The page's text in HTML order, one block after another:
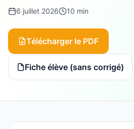
6 juillet 2026 10 min
Télécharger le PDF
Fiche élève (sans corrigé)